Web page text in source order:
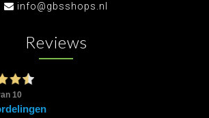
info@gbsshops.nl
Reviews